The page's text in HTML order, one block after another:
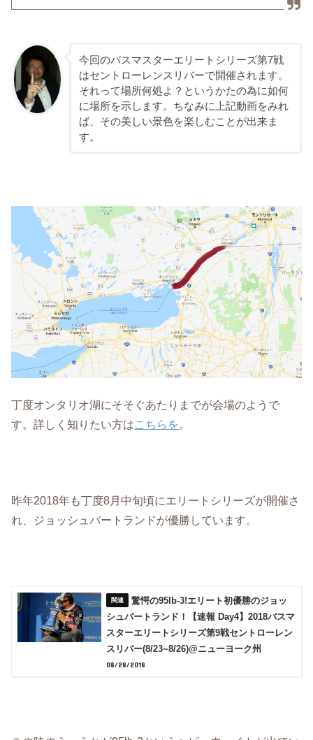
今回のバスマスターエリートシリーズ第7戦
はセントローレンスリバーで開催されます。
それって場所何処よ？というかたの為に如何
に場所を示します。ちなみに上記動画をみれ
ば、その美しい景色を楽しむことが出来ま
す。
丁度オンタリオ湖にそそぐあたりまでが会場のようで
す。詳しく知りたい方はこちらを 。
昨年2018年も丁度8月中旬頃にエリートシリーズが開催さ
れ、ジョッシュバートランドが優勝しています。
驚愕の95lb-3!エリート初優勝のジョッ
シュバートランド！【速報 Day4】2018バスマ
スターエリートシリーズ第9戦セントローレン
スリバー(8/23~8/26)@ニューヨーク州
08/28/2018